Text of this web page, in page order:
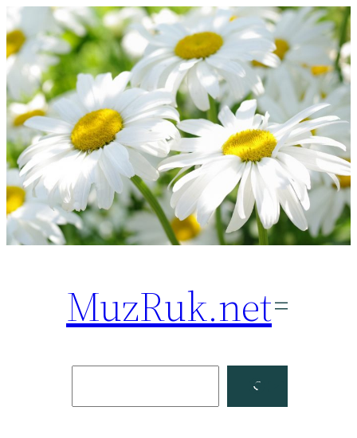
Перейти
к
содержимому
MuzRuk.net
Facebook